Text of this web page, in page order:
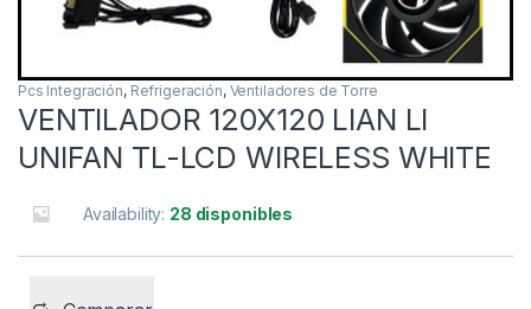
Pcs Integración, Refrigeración, Ventiladores de Torre
VENTILADOR 120X120 LIAN LI
UNIFAN TL-LCD WIRELESS WHITE
Availability: 28 disponibles